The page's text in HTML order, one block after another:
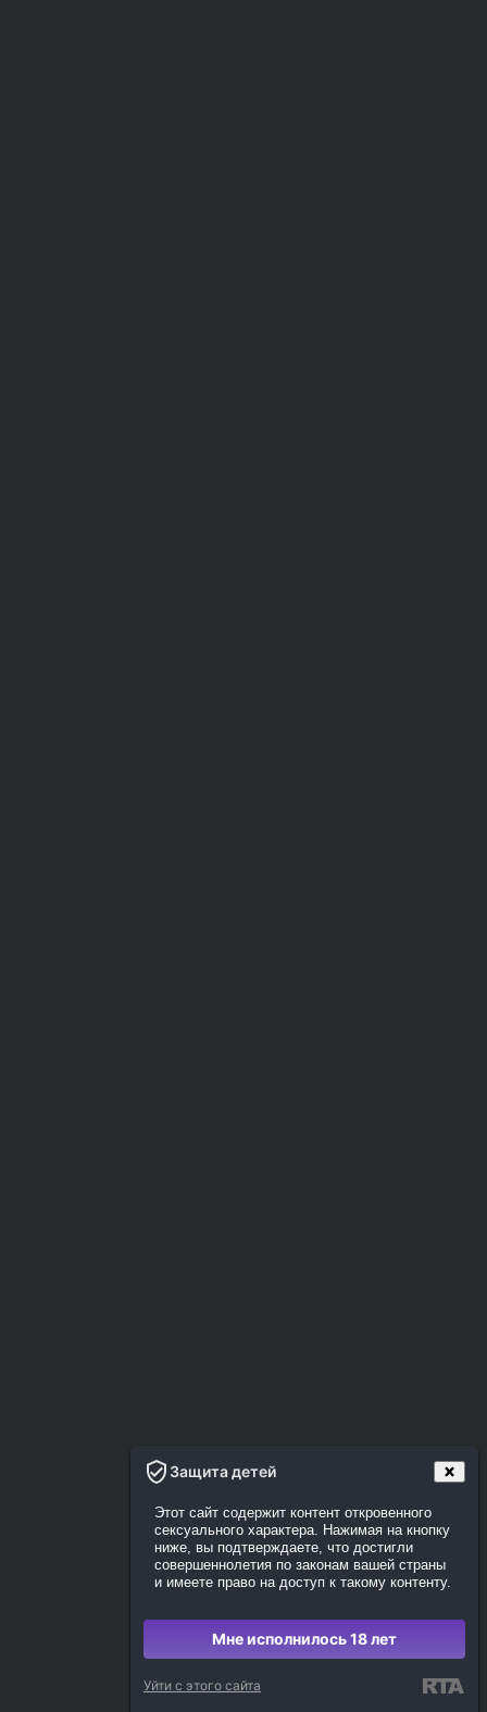
Защита детей
Этот сайт содержит контент откровенного
сексуального характера. Нажимая на кнопку
ниже, вы подтверждаете, что достигли
совершеннолетия по законам вашей страны
и имеете право на доступ к такому контенту.
Мне исполнилось 18 лет
Уйти с этого сайта